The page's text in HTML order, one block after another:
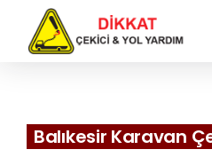
Balıkesir Karavan